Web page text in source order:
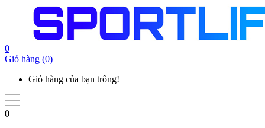
0
Giỏ hàng (0)
Giỏ hàng của bạn trống!
0